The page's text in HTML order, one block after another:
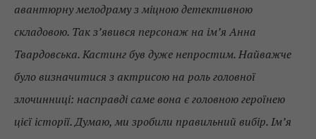
авантюрну мелодраму з міцною детективною
складовою. Так з’явився персонаж на ім’я Анна
Твардовська. Кастинг був дуже непростим. Найважче
було визначитися з актрисою на роль головної
злочинниці: насправді саме вона є головною героїнею
цієї історії. Думаю, ми зробили правильний вибір. Ім’я